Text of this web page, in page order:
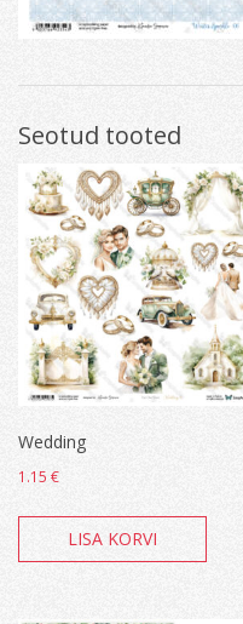
Seotud tooted
Wedding
1.15 €
LISA KORVI